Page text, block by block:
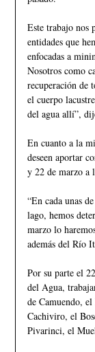
Este trabajo nos
entidades que
enfocadas a
Nosotros como
recuperación de
el cuerpo
del agua allí”,
En cuanto a la
deseen aportar
y 22 de marzo a
“En cada unas
lago, hemos
marzo lo
además del Río
Por su parte el
del Agua,
de Camuendo,
Cachiviro, el
Pivarinci, el